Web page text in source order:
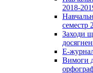
2018-
семестр
Заходи
Е-
Вимоги